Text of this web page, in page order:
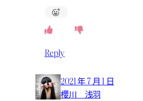
Reply
2021 年 7 月 1 日
櫻川 浅羽